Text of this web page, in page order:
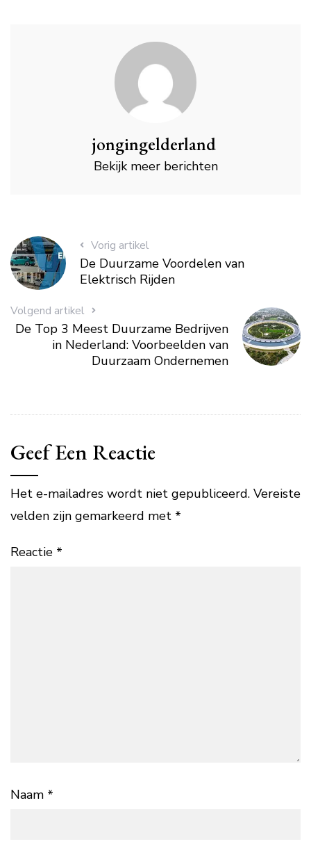
jongingelderland
Bekijk meer berichten
Vorig artikel
De Duurzame Voordelen van
Elektrisch Rijden
Volgend artikel
De Top 3 Meest Duurzame Bedrijven
in Nederland: Voorbeelden van
Duurzaam Ondernemen
Geef Een Reactie
Het e-mailadres wordt niet gepubliceerd. Vereiste
velden zijn gemarkeerd met *
Reactie *
Naam *